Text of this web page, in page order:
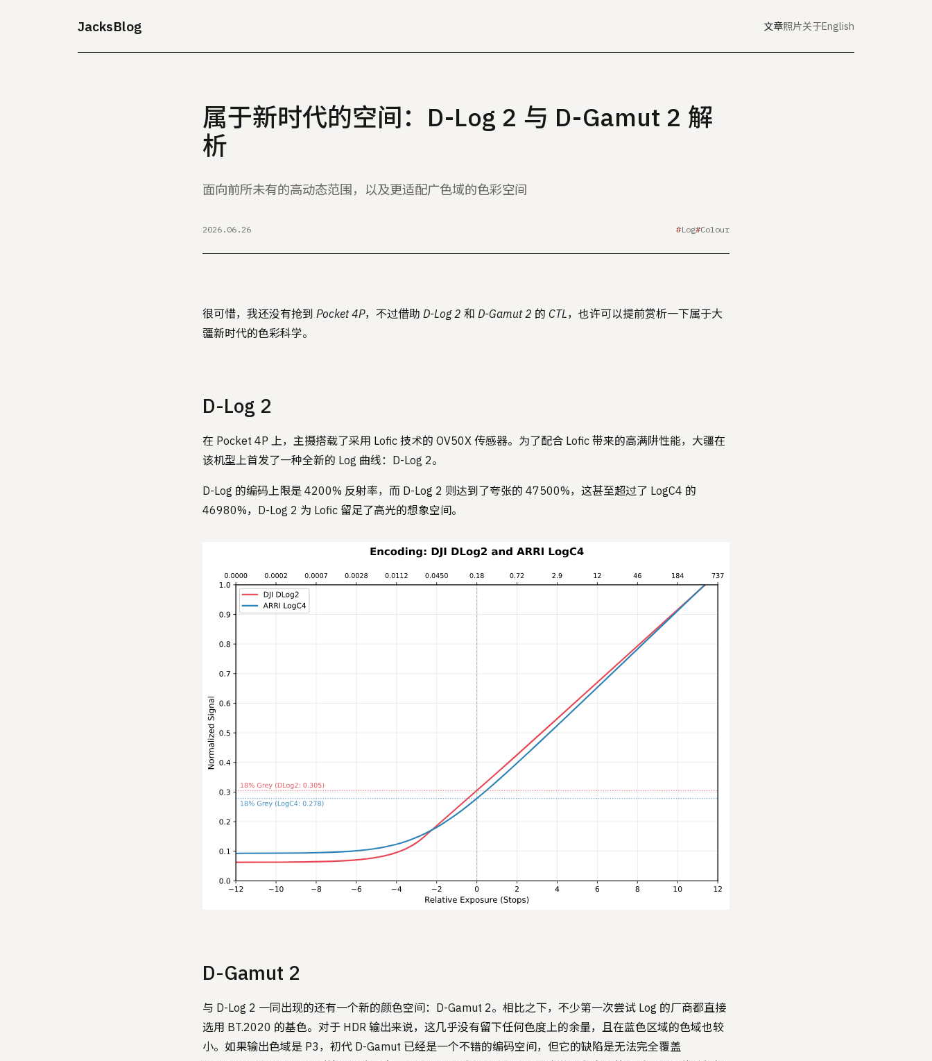
JacksBlog 文章照片关于English
属于新时代的空间：D-Log 2 与 D-Gamut 2 解
析
面向前所未有的高动态范围，以及更适配广色域的色彩空间
2026.06.26 Log Colour
很可惜，我还没有抢到 Pocket 4P，不过借助 D-Log 2 和 D-Gamut 2 的 CTL，也许可以提前赏析一下属于大
疆新时代的色彩科学。
D-Log 2
在 Pocket 4P 上，主摄搭载了采用 Lofic 技术的 OV50X 传感器。为了配合 Lofic 带来的高满阱性能，大疆在
该机型上首发了一种全新的 Log 曲线：D-Log 2。
D-Log 的编码上限是 4200% 反射率，而 D-Log 2 则达到了夸张的 47500%，这甚至超过了 LogC4 的
46980%，D-Log 2 为 Lofic 留足了高光的想象空间。
D-Gamut 2
与 D-Log 2 一同出现的还有一个新的颜色空间：D-Gamut 2。相比之下，不少第一次尝试 Log 的厂商都直接
选用 BT.2020 的基色。对于 HDR 输出来说，这几乎没有留下任何色度上的余量，且在蓝色区域的色域也较
小。如果输出色域是 P3，初代 D-Gamut 已经是一个不错的编码空间，但它的缺陷是无法完全覆盖